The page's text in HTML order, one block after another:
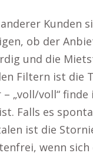
Kunden
ob der
und die
Filtern ist die
„voll/voll“ finde
Falls es
ist die
wenn sich